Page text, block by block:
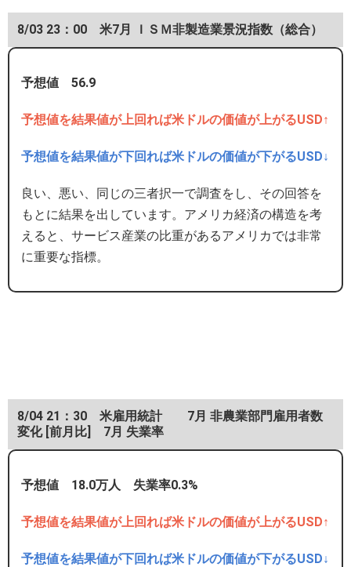
8/03 23：00 米7月 ＩＳＭ非製造業景況指数（総合）
予想値 56.9
予想値を結果値が上回れば米ドルの価値が上がるUSD↑
予想値を結果値が下回れば米ドルの価値が下がるUSD↓
良い、悪い、同じの三者択一で調査をし、その回答を
もとに結果を出しています。アメリカ経済の構造を考
えると、サービス産業の比重があるアメリカでは非常
に重要な指標。
8/04 21：30 米雇用統計 7月 非農業部門雇用者数
変化 [前月比] 7月 失業率
予想値 18.0万人 失業率0.3%
予想値を結果値が上回れば米ドルの価値が上がるUSD↑
予想値を結果値が下回れば米ドルの価値が下がるUSD↓